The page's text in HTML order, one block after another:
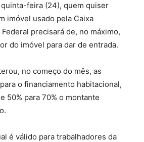
feira (24), quem quiser
imóvel usado pela Caixa
Federal precisará de, no máximo,
do imóvel para dar de entrada.
no começo do mês, as
o financiamento habitacional,
50% para 70% o montante
é válido para trabalhadores da